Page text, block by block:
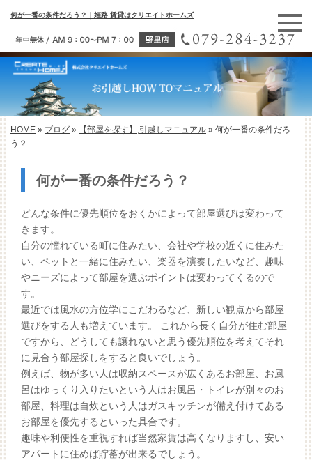
何が一番の条件だろう？｜姫路 賃貸はクリエイトホームズ
HOME » ブログ » 【部屋を探す】 ,引越しマニュアル » 何が一番の条件だろ
う？
何が一番の条件だろう？
どんな条件に優先順位をおくかによって部屋選びは変わって
きます。
自分の憧れている町に住みたい、会社や学校の近くに住みた
い、ペットと一緒に住みたい、楽器を演奏したいなど、趣味
やニーズによって部屋を選ぶポイントは変わってくるので
す。
最近では風水の方位学にこだわるなど、新しい観点から部屋
選びをする人も増えています。 これから長く自分が住む部屋
ですから、どうしても譲れないと思う優先順位を考えてそれ
に見合う部屋探しをすると良いでしょう。
例えば、物が多い人は収納スペースが広くあるお部屋、お風
呂はゆっくり入りたいという人はお風呂・トイレが別々のお
部屋、料理は自炊という人はガスキッチンが備え付けてある
お部屋を優先するといった具合です。
趣味や利便性を重視すれば当然家賃は高くなりますし、安い
アパートに住めば貯蓄が出来るでしょう。